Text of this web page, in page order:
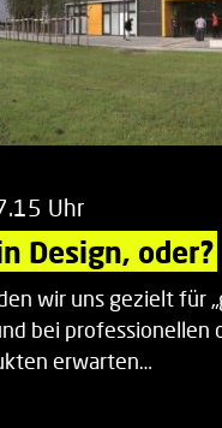
Uhr
Design, oder?
wir uns gezielt für
bei professionellen
erwarten…